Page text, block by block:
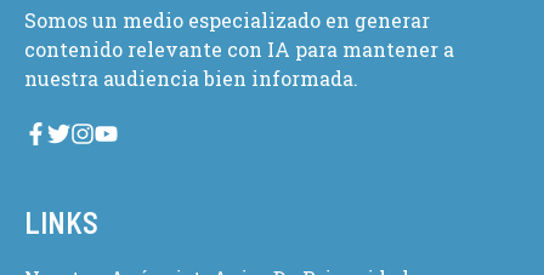
Somos un medio especializado en generar
contenido relevante con IA para mantener a
nuestra audiencia bien informada.
LINKS